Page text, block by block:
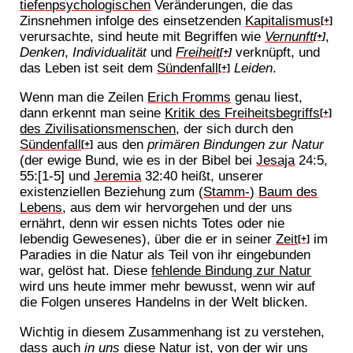
tiefenpsychologischen Veränderungen, die das
Zinsnehmen infolge des einsetzenden Kapitalismus[+]
verursachte, sind heute mit Begriffen wie Vernunft[+],
Denken, IndividualitätundFreiheit[+]verknüpft, und
das Leben ist seit dem Sündenfall[+] Leiden.
Wenn man die Zeilen Erich Fromms genau liest,
dann erkennt man seine Kritik des Freiheitsbegriffs[+]
des Zivilisationsmenschen, der sich durch den
Sündenfall[+] aus denprimären Bindungen zur Natur
(der ewige Bund, wie es in der Bibel beiJesaja24:5,
55:[1-5] undJeremia32:40 heißt, unserer
existenziellen Beziehung zum (Stamm-) Baum des
Lebens, aus dem wir hervorgehen und der uns
ernährt, denn wir essen nichts Totes oder nie
lebendig Gewesenes), über die er in seinerZeit[+] im
Paradies in die Natur als Teil von ihr eingebunden
war, gelöst hat. Diesefehlende Bindung zur Natur
wird uns heute immer mehr bewusst, wenn wir auf
die Folgen unseres Handelns in der Welt blicken.
Wichtig in diesem Zusammenhang ist zu verstehen,
dass auchin uns diese Natur ist, von der wir uns